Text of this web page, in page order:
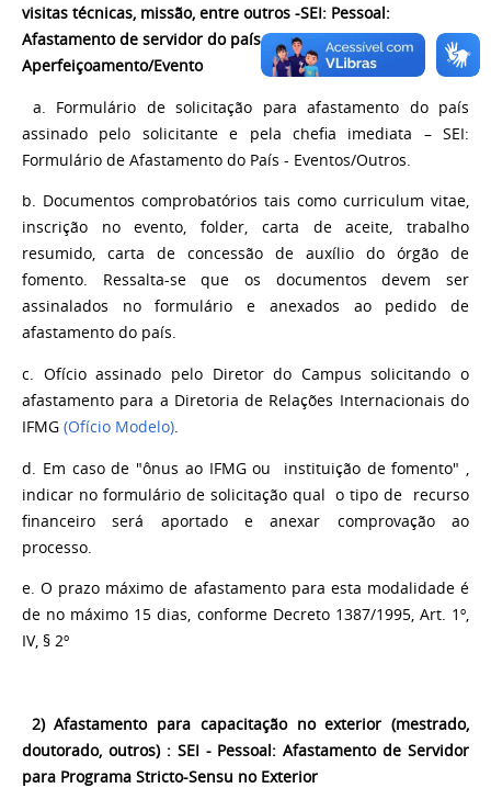
visitas técnicas, missão, entre outros -SEI: Pessoal:
Afastamento de servidor do país para
Aperfeiçoamento/Evento
a. Formulário de solicitação para afastamento do país
assinado pelo solicitante e pela chefia imediata – SEI:
Formulário de Afastamento do País - Eventos/Outros.
b. Documentos comprobatórios tais como curriculum vitae,
inscrição no evento, folder, carta de aceite, trabalho
resumido, carta de concessão de auxílio do órgão de
fomento. Ressalta-se que os documentos devem ser
assinalados no formulário e anexados ao pedido de
afastamento do país.
c. Ofício assinado pelo Diretor do Campus solicitando o
afastamento para a Diretoria de Relações Internacionais do
IFMG (Ofício Modelo).
d. Em caso de "ônus ao IFMG ou instituição de fomento" ,
indicar no formulário de solicitação qual o tipo de recurso
financeiro será aportado e anexar comprovação ao
processo.
e. O prazo máximo de afastamento para esta modalidade é
de no máximo 15 dias, conforme Decreto 1387/1995, Art. 1º,
IV, § 2º
2) Afastamento para capacitação no exterior (mestrado,
doutorado, outros) : SEI - Pessoal: Afastamento de Servidor
para Programa Stricto-Sensu no Exterior